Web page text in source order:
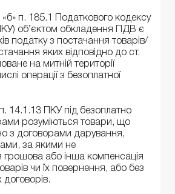
«б» п. 185.1 Податкового кодексу
об’єктом обкладення ПДВ є
податку з постачання товарів/
яких відповідно до ст.
на митній території
операції з безоплатної
14.1.13 ПКУ під безоплатно
розуміються товари, що
з договорами дарування,
за якими не
грошова або інша компенсація
чи їх повернення, або без
договорів.